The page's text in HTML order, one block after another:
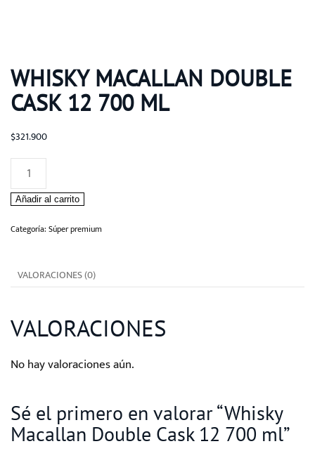
WHISKY MACALLAN DOUBLE
CASK 12 700 ML
$321.900
Whisky
Macallan
Double
Cask
ml
Añadir al carrito
Categoría: Súper premium
VALORACIONES (0)
VALORACIONES
No hay valoraciones aún.
Sé el primero en valorar “Whisky
Macallan Double Cask 12 700 ml”